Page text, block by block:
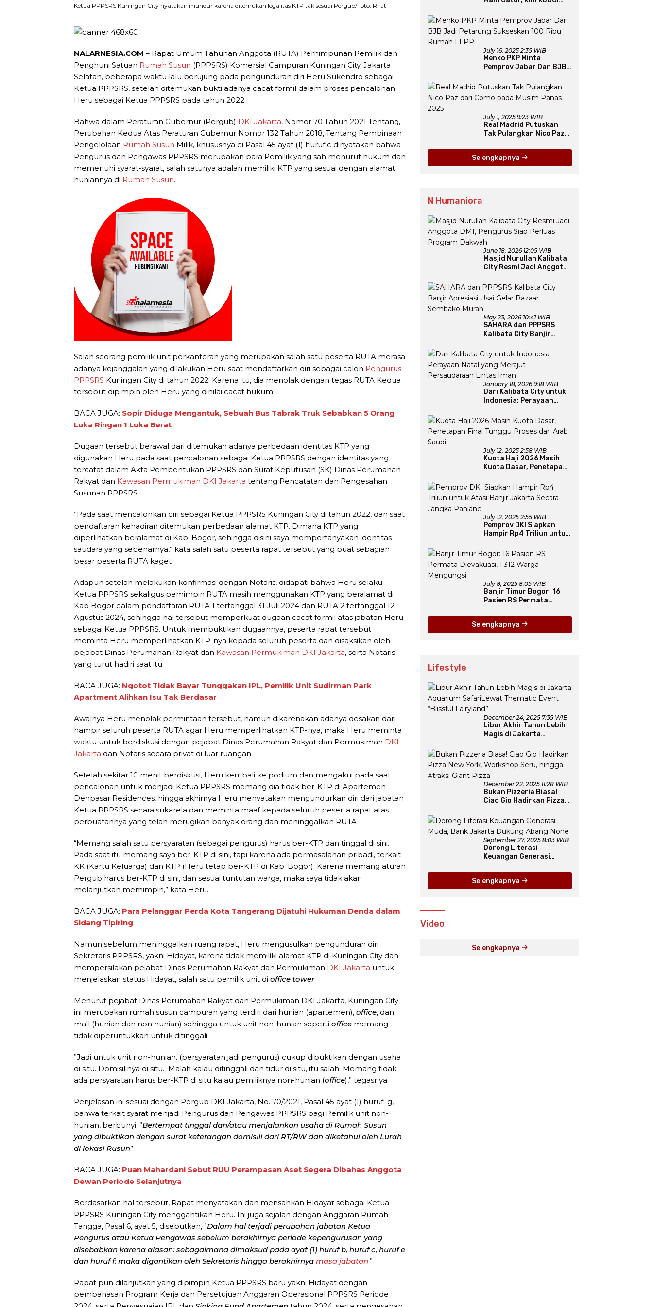
Ketua PPPSRS Kuningan City nyatakan mundur karena ditemukan legalitas KTP tak sesuai Pergub/Foto: Rifat
NALARNESIA.COM – Rapat Umum Tahunan Anggota (RUTA) Perhimpunan Pemilik dan
Penghuni Satuan Rumah Susun (PPPSRS) Komersial Campuran Kuningan City, Jakarta
Selatan, beberapa waktu lalu berujung pada pengunduran diri Heru Sukendro sebagai
Ketua PPPSRS, setelah ditemukan bukti adanya cacat formil dalam proses pencalonan
Heru sebagai Ketua PPPSRS pada tahun 2022.
Bahwa dalam Peraturan Gubernur (Pergub) DKI Jakarta, Nomor 70 Tahun 2021 Tentang,
Perubahan Kedua Atas Peraturan Gubernur Nomor 132 Tahun 2018, Tentang Pembinaan
Pengelolaan Rumah Susun Milik, khususnya di Pasal 45 ayat (1) huruf c dinyatakan bahwa
Pengurus dan Pengawas PPPSRS merupakan para Pemilik yang sah menurut hukum dan
memenuhi syarat-syarat, salah satunya adalah memiliki KTP yang sesuai dengan alamat
huniannya di Rumah Susun.
Salah seorang pemilik unit perkantoran yang merupakan salah satu peserta RUTA merasa
adanya kejanggalan yang dilakukan Heru saat mendaftarkan diri sebagai calon Pengurus
PPPSRS Kuningan City di tahun 2022. Karena itu, dia menolak dengan tegas RUTA Kedua
tersebut dipimpin oleh Heru yang dinilai cacat hukum.
BACA JUGA: Sopir Diduga Mengantuk, Sebuah Bus Tabrak Truk Sebabkan 5 Orang
Luka Ringan 1 Luka Berat
Dugaan tersebut berawal dari ditemukan adanya perbedaan identitas KTP yang
digunakan Heru pada saat pencalonan sebagai Ketua PPPSRS dengan identitas yang
tercatat dalam Akta Pembentukan PPPSRS dan Surat Keputusan (SK) Dinas Perumahan
Rakyat dan Kawasan Permukiman DKI Jakarta tentang Pencatatan dan Pengesahan
Susunan PPPSRS.
”Pada saat mencalonkan diri sebagai Ketua PPPSRS Kuningan City di tahun 2022, dan saat
pendaftaran kehadiran ditemukan perbedaan alamat KTP. Dimana KTP yang
diperlihatkan beralamat di Kab. Bogor, sehingga disini saya mempertanyakan identitas
saudara yang sebenarnya,” kata salah satu peserta rapat tersebut yang buat sebagian
besar peserta RUTA kaget.
Adapun setelah melakukan konfirmasi dengan Notaris, didapati bahwa Heru selaku
Ketua PPPSRS sekaligus pemimpin RUTA masih menggunakan KTP yang beralamat di
Kab Bogor dalam pendaftaran RUTA 1 tertanggal 31 Juli 2024 dan RUTA 2 tertanggal 12
Agustus 2024, sehingga hal tersebut memperkuat dugaan cacat formil atas jabatan Heru
sebagai Ketua PPPSRS. Untuk membuktikan dugaannya, peserta rapat tersebut
meminta Heru memperlihatkan KTP-nya kepada seluruh peserta dan disaksikan oleh
pejabat Dinas Perumahan Rakyat dan Kawasan Permukiman DKI Jakarta, serta Notaris
yang turut hadiri saat itu.
BACA JUGA: Ngotot Tidak Bayar Tunggakan IPL, Pemilik Unit Sudirman Park
Apartment Alihkan Isu Tak Berdasar
Awalnya Heru menolak permintaan tersebut, namun dikarenakan adanya desakan dari
hampir seluruh peserta RUTA agar Heru memperlihatkan KTP-nya, maka Heru meminta
waktu untuk berdiskusi dengan pejabat Dinas Perumahan Rakyat dan Permukiman DKI
Jakarta dan Notaris secara privat di luar ruangan.
Setelah sekitar 10 menit berdiskusi, Heru kembali ke podium dan mengakui pada saat
pencalonan untuk menjadi Ketua PPPSRS memang dia tidak ber-KTP di Apartemen
Denpasar Residences, hingga akhirnya Heru menyatakan mengundurkan diri dari jabatan
Ketua PPPSRS secara sukarela dan meminta maaf kepada seluruh peserta rapat atas
perbuatannya yang telah merugikan banyak orang dan meninggalkan RUTA.
“Memang salah satu persyaratan (sebagai pengurus) harus ber-KTP dan tinggal di sini.
Pada saat itu memang saya ber-KTP di sini, tapi karena ada permasalahan pribadi, terkait
KK (Kartu Keluarga) dan KTP (Heru tetap ber-KTP di Kab. Bogor). Karena memang aturan
Pergub harus ber-KTP di sini, dan sesuai tuntutan warga, maka saya tidak akan
melanjutkan memimpin,” kata Heru.
BACA JUGA: Para Pelanggar Perda Kota Tangerang Dijatuhi Hukuman Denda dalam
Sidang Tipiring
Namun sebelum meninggalkan ruang rapat, Heru mengusulkan pengunduran diri
Sekretaris PPPSRS, yakni Hidayat, karena tidak memiliki alamat KTP di Kuningan City dan
mempersilakan pejabat Dinas Perumahan Rakyat dan Permukiman DKI Jakarta untuk
menjelaskan status Hidayat, salah satu pemilik unit di office tower.
Menurut pejabat Dinas Perumahan Rakyat dan Permukiman DKI Jakarta, Kuningan City
ini merupakan rumah susun campuran yang terdiri dari hunian (apartemen), office, dan
mall (hunian dan non hunian) sehingga untuk unit non-hunian seperti office memang
tidak diperuntukkan untuk ditinggali.
”Jadi untuk unit non-hunian, (persyaratan jadi pengurus) cukup dibuktikan dengan usaha
di situ. Domisilinya di situ. Malah kalau ditinggali dan tidur di situ, itu salah. Memang tidak
ada persyaratan harus ber-KTP di situ kalau pemiliknya non-hunian (office),” tegasnya.
Penjelasan ini sesuai dengan Pergub DKI Jakarta, No. 70/2021, Pasal 45 ayat (1) huruf g,
bahwa terkait syarat menjadi Pengurus dan Pengawas PPPSRS bagi Pemilik unit non-
hunian, berbunyi, ”Bertempat tinggal dan/atau menjalankan usaha di Rumah Susun
yang dibuktikan dengan surat keterangan domisili dari RT/RW dan diketahui oleh Lurah
di lokasi Rusun”.
BACA JUGA: Puan Mahardani Sebut RUU Perampasan Aset Segera Dibahas Anggota
Dewan Periode Selanjutnya
Berdasarkan hal tersebut, Rapat menyatakan dan mensahkan Hidayat sebagai Ketua
PPPSRS Kuningan City menggantikan Heru. Ini juga sejalan dengan Anggaran Rumah
Tangga, Pasal 6, ayat 5, disebutkan, ”Dalam hal terjadi perubahan jabatan Ketua
Pengurus atau Ketua Pengawas sebelum berakhirnya periode kepengurusan yang
disebabkan karena alasan: sebagaimana dimaksud pada ayat (1) huruf b, huruf c, huruf e
dan huruf f: maka digantikan oleh Sekretaris hingga berakhirnya masa jabatan.”
Rapat pun dilanjutkan yang dipimpin Ketua PPPSRS baru yakni Hidayat dengan
pembahasan Program Kerja dan Persetujuan Anggaran Operasional PPPSRS Periode
July 16, 2025 2:35 WIB
Menko PKP Minta
Pemprov Jabar Dan BJB
100 Ribu Rumah FLPP
July 1, 2025 9:23 WIB
Real Madrid Putuskan
Tak Pulangkan Nico Paz
Panas 2025
Selengkapnya
N Humaniora
June 18, 2026 12:05 WIB
Masjid Nurullah Kalibata
City Resmi Jadi Anggota
Perluas Program Dakwah
May 23, 2026 10:41 WIB
SAHARA dan PPPSRS
Kalibata City Banjir
Bazaar Sembako Murah
January 18, 2026 9:18 WIB
Dari Kalibata City untuk
Indonesia: Perayaan
Persaudaraan Lintas
Iman
July 12, 2025 2:58 WIB
Kuota Haji 2026 Masih
Kuota Dasar, Penetapan
Arab Saudi
July 12, 2025 2:55 WIB
Pemprov DKI Siapkan
Hampir Rp4 Triliun untuk
Secara Jangka Panjang
July 8, 2025 8:05 WIB
Banjir Timur Bogor: 16
Pasien RS Permata
Mengungsi
Selengkapnya
Lifestyle
December 24, 2025 7:35 WIB
Libur Akhir Tahun Lebih
Magis di Jakarta
Thematic Event “Blissful
Fairyland”
December 22, 2025 11:28 WIB
Bukan Pizzeria Biasa!
Ciao Gio Hadirkan Pizza
Seru, hingga Atraksi
Giant Pizza
September 27, 2025 8:03 WIB
Dorong Literasi
Keuangan Generasi
Dukung Abang None
Selengkapnya
Video
Selengkapnya